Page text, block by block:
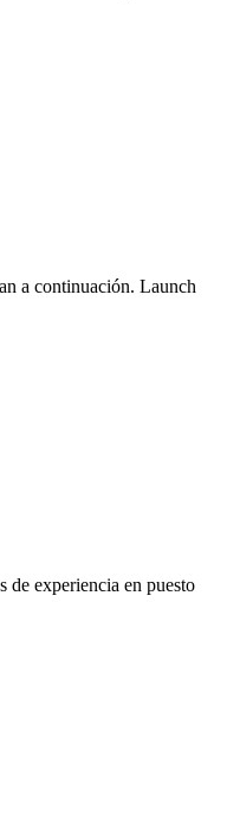
a continuación. Launch
de experiencia en puesto